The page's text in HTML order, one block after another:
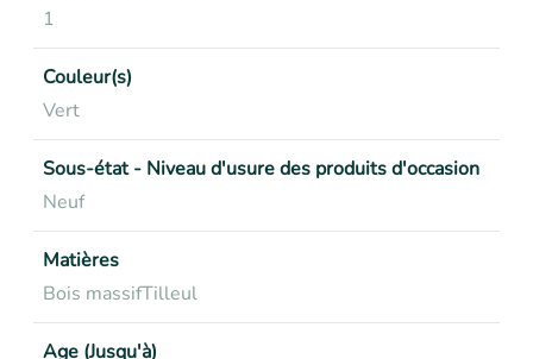
1
Couleur(s)
Vert
Sous-état - Niveau d'usure des produits d'occasion
Neuf
Matières
Bois massifTilleul
Age (Jusqu'à)